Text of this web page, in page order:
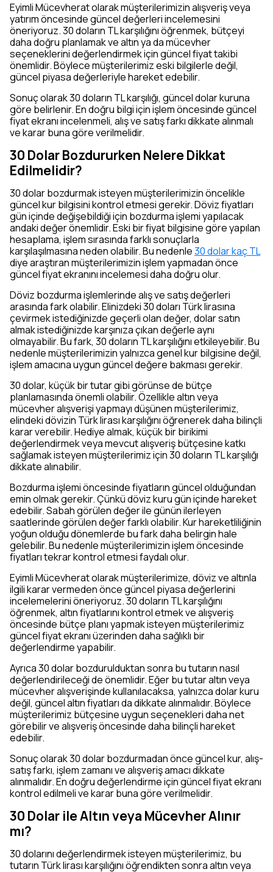
Eyimli Mücevherat olarak müşterilerimizin alışveriş veya
yatırım öncesinde güncel değerleri incelemesini
öneriyoruz. 30 doların TL karşılığını öğrenmek, bütçeyi
daha doğru planlamak ve altın ya da mücevher
seçeneklerini değerlendirmek için güncel fiyat takibi
önemlidir. Böylece müşterilerimiz eski bilgilerle değil,
güncel piyasa değerleriyle hareket edebilir.
Sonuç olarak 30 doların TL karşılığı, güncel dolar kuruna
göre belirlenir. En doğru bilgi için işlem öncesinde güncel
fiyat ekranı incelenmeli, alış ve satış farkı dikkate alınmalı
ve karar buna göre verilmelidir.
30 Dolar Bozdururken Nelere Dikkat
Edilmelidir?
30 dolar bozdurmak isteyen müşterilerimizin öncelikle
güncel kur bilgisini kontrol etmesi gerekir. Döviz fiyatları
gün içinde değişebildiği için bozdurma işlemi yapılacak
andaki değer önemlidir. Eski bir fiyat bilgisine göre yapılan
hesaplama, işlem sırasında farklı sonuçlarla
karşılaşılmasına neden olabilir. Bu nedenle30 dolar kaç TL
diye araştıran müşterilerimizin işlem yapmadan önce
güncel fiyat ekranını incelemesi daha doğru olur.
Döviz bozdurma işlemlerinde alış ve satış değerleri
arasında fark olabilir. Elinizdeki 30 doları Türk lirasına
çevirmek istediğinizde geçerli olan değer, dolar satın
almak istediğinizde karşınıza çıkan değerle aynı
olmayabilir. Bu fark, 30 doların TL karşılığını etkileyebilir. Bu
nedenle müşterilerimizin yalnızca genel kur bilgisine değil,
işlem amacına uygun güncel değere bakması gerekir.
30 dolar, küçük bir tutar gibi görünse de bütçe
planlamasında önemli olabilir. Özellikle altın veya
mücevher alışverişi yapmayı düşünen müşterilerimiz,
elindeki dövizin Türk lirası karşılığını öğrenerek daha bilinçli
karar verebilir. Hediye almak, küçük bir birikimi
değerlendirmek veya mevcut alışveriş bütçesine katkı
sağlamak isteyen müşterilerimiz için 30 doların TL karşılığı
dikkate alınabilir.
Bozdurma işlemi öncesinde fiyatların güncel olduğundan
emin olmak gerekir. Çünkü döviz kuru gün içinde hareket
edebilir. Sabah görülen değer ile günün ilerleyen
saatlerinde görülen değer farklı olabilir. Kur hareketliliğinin
yoğun olduğu dönemlerde bu fark daha belirgin hale
gelebilir. Bu nedenle müşterilerimizin işlem öncesinde
fiyatları tekrar kontrol etmesi faydalı olur.
Eyimli Mücevherat olarak müşterilerimize, döviz ve altınla
ilgili karar vermeden önce güncel piyasa değerlerini
incelemelerini öneriyoruz. 30 doların TL karşılığını
öğrenmek, altın fiyatlarını kontrol etmek ve alışveriş
öncesinde bütçe planı yapmak isteyen müşterilerimiz
güncel fiyat ekranı üzerinden daha sağlıklı bir
değerlendirme yapabilir.
Ayrıca 30 dolar bozdurulduktan sonra bu tutarın nasıl
değerlendirileceği de önemlidir. Eğer bu tutar altın veya
mücevher alışverişinde kullanılacaksa, yalnızca dolar kuru
değil, güncel altın fiyatları da dikkate alınmalıdır. Böylece
müşterilerimiz bütçesine uygun seçenekleri daha net
görebilir ve alışveriş öncesinde daha bilinçli hareket
edebilir.
Sonuç olarak 30 dolar bozdurmadan önce güncel kur, alış-
satış farkı, işlem zamanı ve alışveriş amacı dikkate
alınmalıdır. En doğru değerlendirme için güncel fiyat ekranı
kontrol edilmeli ve karar buna göre verilmelidir.
30 Dolar ile Altın veya Mücevher Alınır
mı?
30 dolarını değerlendirmek isteyen müşterilerimiz, bu
tutarın Türk lirası karşılığını öğrendikten sonra altın veya